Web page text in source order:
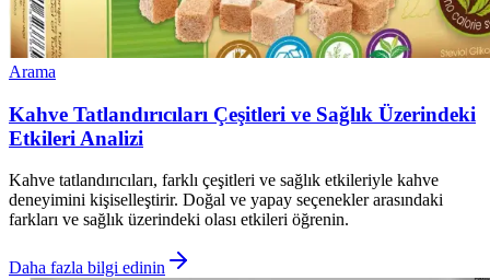
Arama
Kahve Tatlandırıcıları Çeşitleri ve Sağlık Üzerindeki
Etkileri Analizi
Kahve tatlandırıcıları, farklı çeşitleri ve sağlık etkileriyle kahve
deneyimini kişiselleştirir. Doğal ve yapay seçenekler arasındaki
farkları ve sağlık üzerindeki olası etkileri öğrenin.
Daha fazla bilgi edinin